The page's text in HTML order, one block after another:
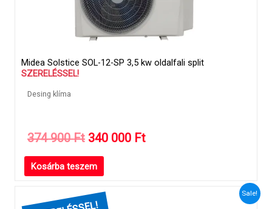
Midea Solstice SOL-12-SP 3,5 kw oldalfali split
SZERELÉSSEL!
Desing klíma
374 900Ft Original
price
was:
900 Ft.
340 000 FtCurrent
Kosárba teszem
Sale!